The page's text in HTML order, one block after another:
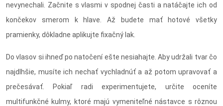
nevynechali. Začnite s vlasmi v spodnej časti a natáčajte ich od
končekov smerom k hlave. Až budete mať hotové všetky
pramienky, dôkladne aplikujte fixačný lak.
Do vlasov si ihneď po natočení ešte nesiahajte. Aby udržali tvar čo
najdlhšie, musíte ich nechať vychladnúť a až potom upravovať a
prečesávať. Pokiaľ radi experimentujete, určite oceníte
multifunkčné kulmy, ktoré majú vymeniteľné nástavce s rôznou